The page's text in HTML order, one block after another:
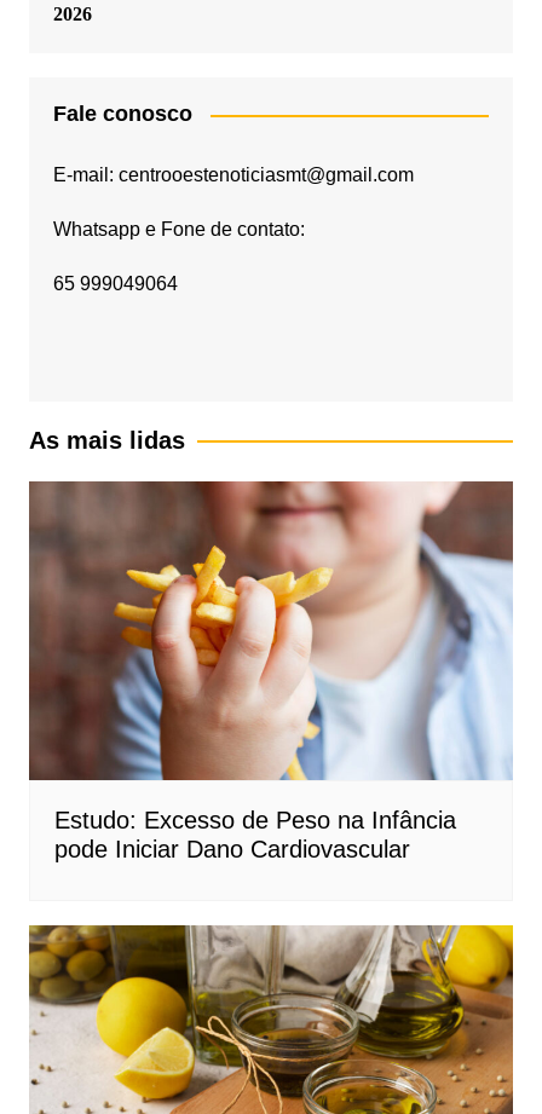
2026
Fale conosco
E-mail: centrooestenoticiasmt@gmail.com
Whatsapp e Fone de contato:
65 999049064
As mais lidas
Estudo: Excesso de Peso na Infância
pode Iniciar Dano Cardiovascular